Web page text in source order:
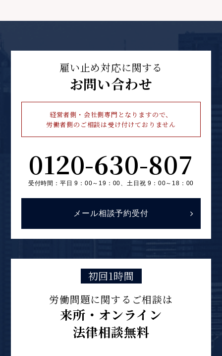
雇い止め対応に関する
お問い合わせ
経営者側・会社側専門となりますので、
労働者側のご相談は受け付けておりません
0120-630-807
受付時間：平日 9：00～19：00、 土日祝 9：00～18：00
メール相談予約受付
初回1時間
労働問題に関するご相談は
来所・オンライン
法律相談無料